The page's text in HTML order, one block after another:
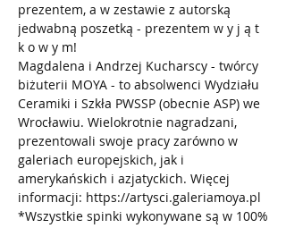
prezentem, a w zestawie z autorską
jedwabną poszetką - prezentem w y j ą t
k o w y m!
Magdalena i Andrzej Kucharscy - twórcy
biżuterii MOYA - to absolwenci Wydziału
Ceramiki i Szkła PWSSP (obecnie ASP) we
Wrocławiu. Wielokrotnie nagradzani,
prezentowali swoje pracy zarówno w
galeriach europejskich, jak i
amerykańskich i azjatyckich. Więcej
informacji: https://artysci.galeriamoya.pl
*Wszystkie spinki wykonywane są w 100%